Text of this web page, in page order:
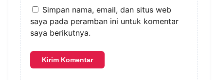
Simpan nama, email, dan situs web
saya pada peramban ini untuk komentar
saya berikutnya.